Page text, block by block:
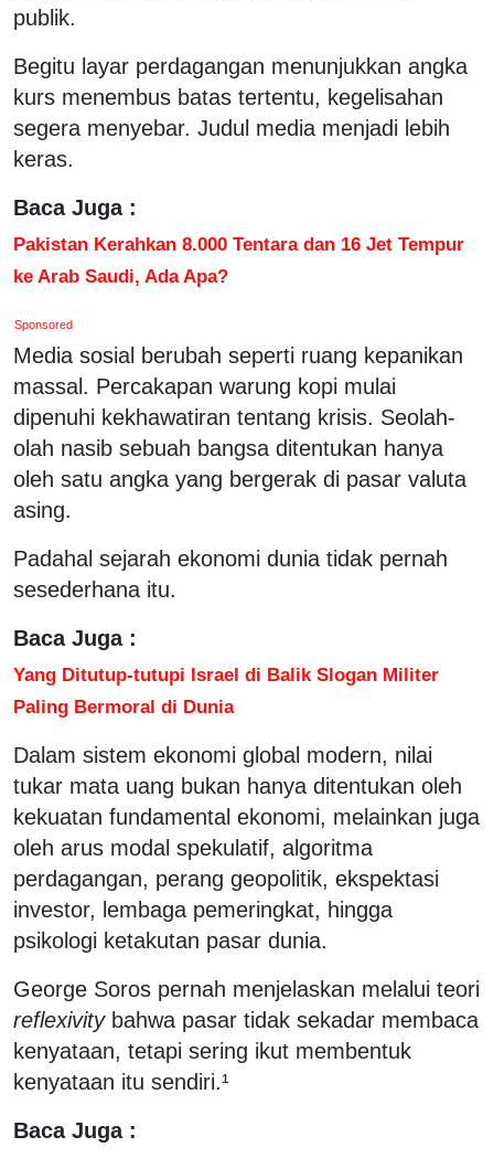
publik.
Begitu layar perdagangan menunjukkan angka
kurs menembus batas tertentu, kegelisahan
segera menyebar. Judul media menjadi lebih
keras.
Baca Juga :
Pakistan Kerahkan 8.000 Tentara dan 16 Jet Tempur
ke Arab Saudi, Ada Apa?
Sponsored
Media sosial berubah seperti ruang kepanikan
massal. Percakapan warung kopi mulai
dipenuhi kekhawatiran tentang krisis. Seolah-
olah nasib sebuah bangsa ditentukan hanya
oleh satu angka yang bergerak di pasar valuta
asing.
Padahal sejarah ekonomi dunia tidak pernah
sesederhana itu.
Baca Juga :
Yang Ditutup-tutupi Israel di Balik Slogan Militer
Paling Bermoral di Dunia
Dalam sistem ekonomi global modern, nilai
tukar mata uang bukan hanya ditentukan oleh
kekuatan fundamental ekonomi, melainkan juga
oleh arus modal spekulatif, algoritma
perdagangan, perang geopolitik, ekspektasi
investor, lembaga pemeringkat, hingga
psikologi ketakutan pasar dunia.
George Soros pernah menjelaskan melalui teori
reflexivitybahwa pasar tidak sekadar membaca
kenyataan, tetapi sering ikut membentuk
kenyataan itu sendiri.¹
Baca Juga :